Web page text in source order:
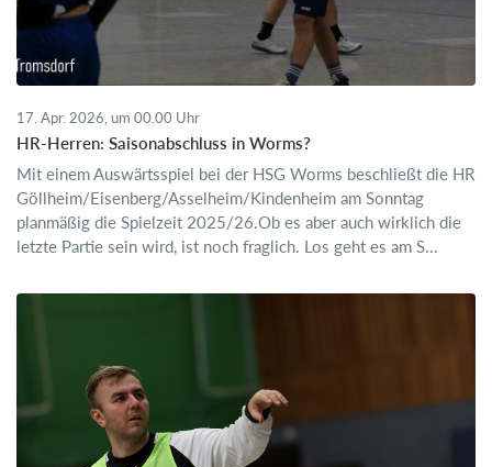
17. Apr. 2026, um 00.00 Uhr
HR-Herren: Saisonabschluss in Worms?
Mit einem Auswärtsspiel bei der HSG Worms beschließt die HR
Göllheim/Eisenberg/Asselheim/Kindenheim am Sonntag
planmäßig die Spielzeit 2025/26.Ob es aber auch wirklich die
letzte Partie sein wird, ist noch fraglich. Los geht es am S...